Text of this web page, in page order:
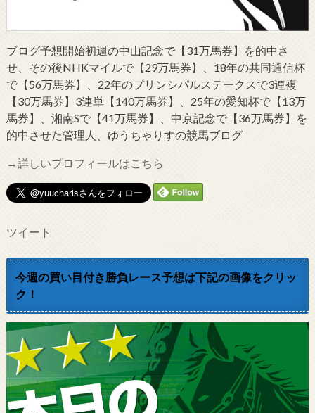
ブログ予想開始初週の中山記念で【31万馬券】を的中さ
せ、その後NHKマイルで【29万馬券】、18年の共同通信杯
で【56万馬券】、22年のプリンシパルステークスで3連複
【30万馬券】3連単【140万馬券】、25年の愛知杯で【13万
馬券】、湘南Sで【41万馬券】、中京記念で【36万馬券】を
的中させた管理人、ゆうちゃりすの競馬ブログ
→詳しいプロフィールはこちら
ツイート
今週の買い目付き勝負レース予想は下記の画像をクリッ
ク！